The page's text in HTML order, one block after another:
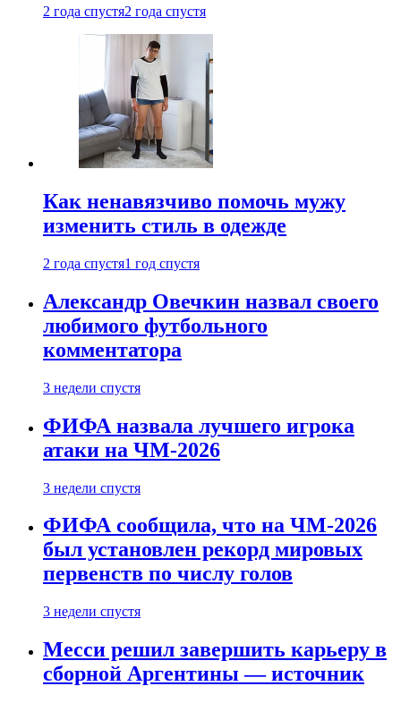
2 года спустя2 года спустя
Как ненавязчиво помочь мужу
изменить стиль в одежде
2 года спустя1 год спустя
Александр Овечкин назвал своего
любимого футбольного
комментатора
3 недели спустя
ФИФА назвала лучшего игрока
атаки на ЧМ-2026
3 недели спустя
ФИФА сообщила, что на ЧМ-2026
был установлен рекорд мировых
первенств по числу голов
3 недели спустя
Месси решил завершить карьеру в
сборной Аргентины — источник